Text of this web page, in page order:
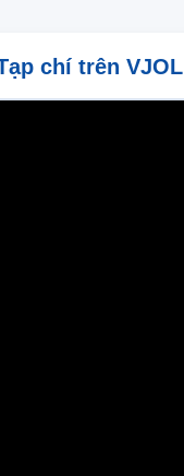
chí trên VJOL